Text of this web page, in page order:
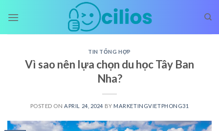
TIN TỔNG HỢP
Vì sao nên lựa chọn du học Tây Ban
Nha?
POSTED ON APRIL 24, 2024 BY MARKETINGVIETPHONG31